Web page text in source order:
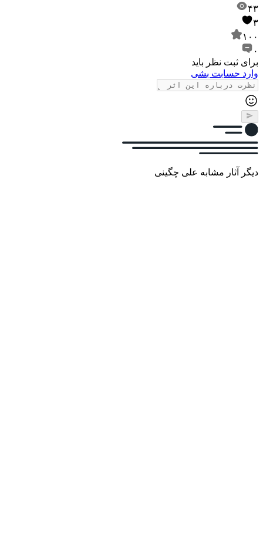
۴۳
۳
۱۰۰
۰
برای ثبت نظر باید
وارد حسابت بشی
دیگر آثار مشابه علی چگینی